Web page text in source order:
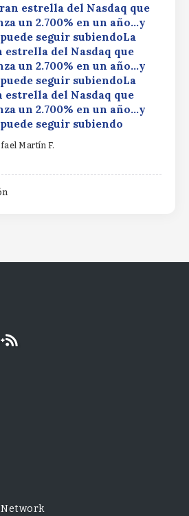
estrella del Nasdaq que
un 2.700% en un año…y
seguir subiendoLa
estrella del Nasdaq que
un 2.700% en un año…y
seguir subiendoLa
estrella del Nasdaq que
un 2.700% en un año…y
seguir subiendo
Martín F.
Network